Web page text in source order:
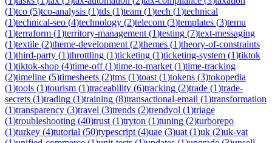
(1)tco (5)tco-analysis (1)tds (1)team (1)tech (1)technical
(1)technical-seo (4)technology (2)telecom (3)templates (3)temu
(1)terraform (1)territory-management (1)testing (7)text-messaging
(1)textile (2)theme-development (2)themes (1)theory-of-constraints
(1)third-party (1)throttling (1)ticketing (1)ticketing-system (1)tiktok
(1)tiktok-shop (4)time-off(1)time-to-market (1)time-tracking
(2)timeline (5)timesheets (2)tms (1)toast (1)tokens (3)tokopedia
(1)tools (1)tourism (1)traceability (6)tracking (2)trade (1)trade-
secrets (1)trading (1)training (8)transactional-email (1)transformation
(1)transparency (3)travel (3)trends (2)trendyol (1)triage
(1)troubleshooting (40)trust (1)tryton (1)tuning (2)turborepo
(1)turkey (4)tutorial (50)typescript (4)uae (3)uat (1)uk (2)uk-vat